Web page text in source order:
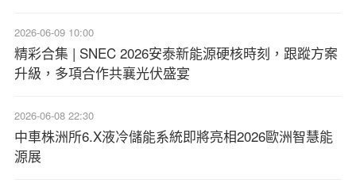
2026-06-09 10:00
精彩合集 | SNEC 2026安泰新能源硬核時刻，跟蹤方案
升級，多項合作共襄光伏盛宴
2026-06-08 22:30
中車株洲所6.X液冷儲能系統即將亮相2026歐洲智慧能
源展